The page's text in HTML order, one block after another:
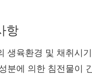
항
생육환경 및 채취시
분에 의한 침전물이